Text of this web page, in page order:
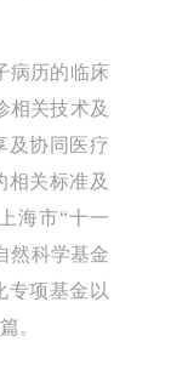
病历的临床
关技术及
及协同医疗
关标准及
海市“十一
然科学基金
专项基金以
。